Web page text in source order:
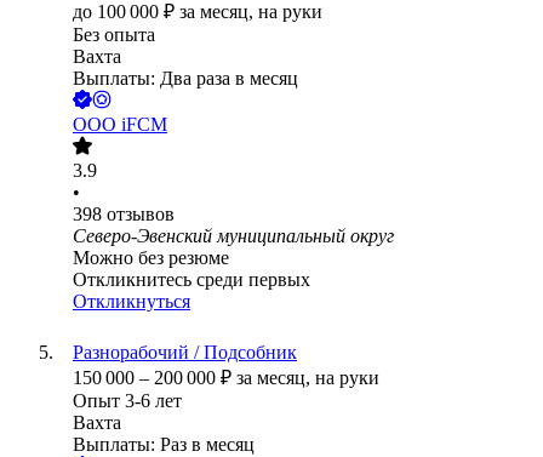
до 100 000 ₽ за месяц, на руки
Без опыта
Вахта
Выплаты: Два раза в месяц
ООО iFCM
3.9
•
398 отзывов
Северо-Эвенский муниципальный округ
Можно без резюме
Откликнитесь среди первых
Откликнуться
Разнорабочий / Подсобник
150 000 – 200 000 ₽ за месяц, на руки
Опыт 3-6 лет
Вахта
Выплаты: Раз в месяц